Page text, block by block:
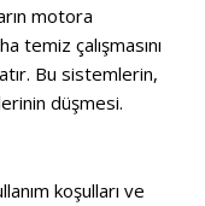
motora
temiz çalışmasını
Bu sistemlerin,
düşmesi.
koşulları ve